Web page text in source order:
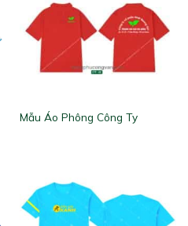
Mẫu Áo Phông Công Ty